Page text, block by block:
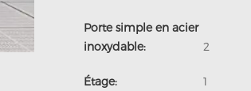
Porte simple en acier
inoxydable:
2
Étage: 1